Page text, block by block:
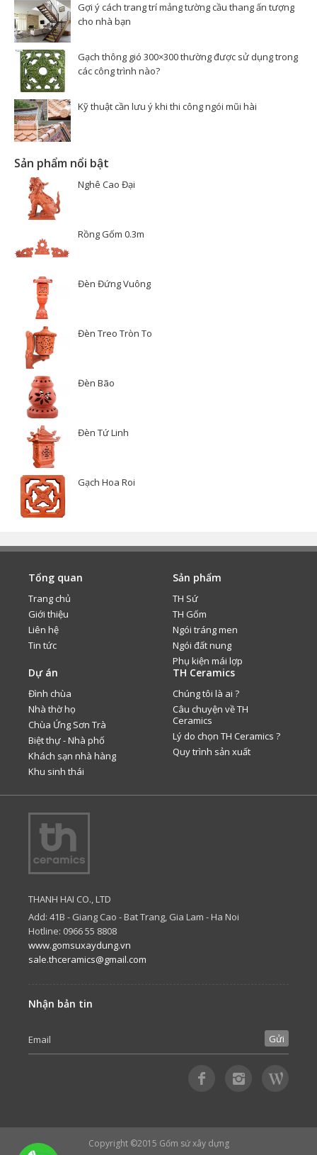
Gợi ý cách trang trí mảng tường cầu thang ấn tượng
cho nhà bạn
Gạch thông gió 300×300 thường được sử dụng trong
các công trình nào?
Kỹ thuật cần lưu ý khi thi công ngói mũi hài
Sản phẩm nổi bật
Nghê Cao Đại
Rồng Gốm 0.3m
Đèn Đứng Vuông
Đèn Treo Tròn To
Đèn Bão
Đèn Tứ Linh
Gạch Hoa Roi
Tổng quan
Trang chủ
Giới thiệu
Liên hệ
Tin tức
Sản phẩm
TH Sứ
TH Gốm
Ngói tráng men
Ngói đất nung
Phụ kiện mái lợp
Dự án
Đình chùa
Nhà thờ họ
Chùa Ứng Sơn Trà
Biệt thự - Nhà phố
Khách sạn nhà hàng
Khu sinh thái
TH Ceramics
Chúng tôi là ai ?
Câu chuyện về TH
Ceramics
Lý do chọn TH Ceramics ?
Quy trình sản xuất
THANH HAI CO., LTD
Add: 41B - Giang Cao - Bat Trang, Gia Lam - Ha Noi
Hotline: 0966 55 8808
www.gomsuxaydung.vn
sale.thceramics@gmail.com
Nhận bản tin
Copyright ©2015 Gốm sứ xây dựng